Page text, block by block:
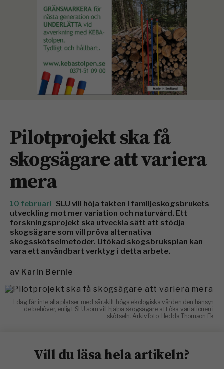
Pilotprojekt ska få
skogsägare att variera
mera
10 februari SLU vill höja takten i familjeskogsbrukets
utveckling mot mer variation och naturvård. Ett
forskningsprojekt ska utveckla sätt att stödja
skogsägare som vill pröva alternativa
skogsskötselmetoder. Utökad skogsbruksplan kan
vara ett användbart verktyg i detta arbete.
av Karin Bernle
I dag får inte alla platser med särskilt höga ekologiska värden den hänsyn
de behöver, enligt SLU som vill hjälpa skogsägare att öka variationen i
skötseln. Arkivfoto: Hedda Thomson Ek
Vill du läsa hela artikeln?